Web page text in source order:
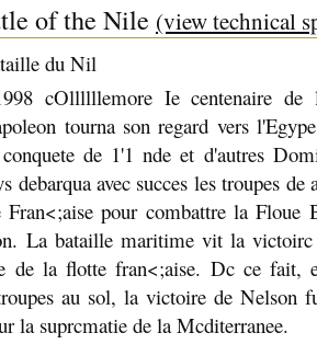
of the Nile (view technical
du Nil
cOllllllemore Ie centenaire
tourna son regard vers
de 1'1 nde et d'autres
avec succes les troupes de
pour combattre la Floue
La bataille maritime vit la victoirc
de la flotte fran<;aise. Dc ce fait,
au sol, la victoire de Nelson
la suprcmatie de la Mcditerranee.